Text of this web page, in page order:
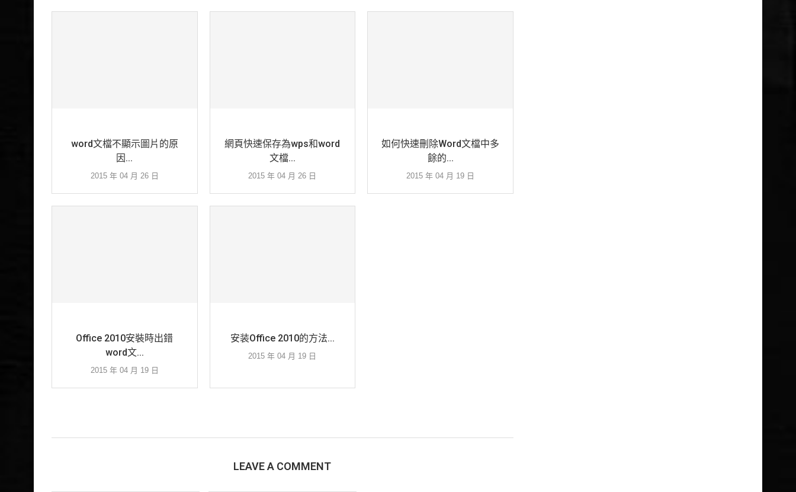
word文檔不顯示圖片的原
因...
2015 年 04 月 26 日
網頁快速保存為wps和word
文檔...
2015 年 04 月 26 日
如何快速刪除Word文檔中多
餘的...
2015 年 04 月 19 日
Office 2010安裝時出錯
word文...
2015 年 04 月 19 日
安装Office 2010的方法...
2015 年 04 月 19 日
LEAVE A COMMENT